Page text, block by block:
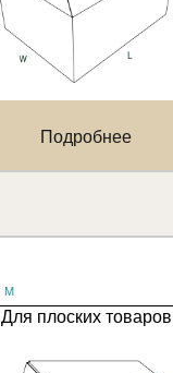
Подробнее
M
Для плоских товаров